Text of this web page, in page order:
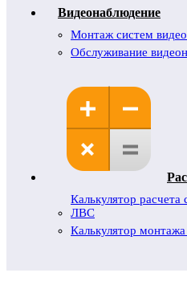
Видеонаблюдение
Монтаж систем
Обслуживание
Калькулятор
ЛВС
Калькулятор